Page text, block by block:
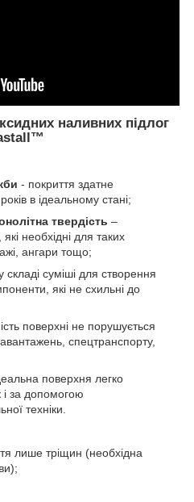
наливних підлог
- покриття здатне
в ідеальному стані;
твердість –
необхідні для таких
ангари тощо;
складі суміші для створення
які не схильні до
поверхні не порушується
спецтранспорту,
поверхня легко
і за допомогою
техніки.
лише тріщин (необхідна